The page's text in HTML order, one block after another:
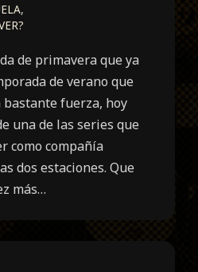
,
de primavera que ya
de verano que
bastante fuerza, hoy
una de las series que
como compañía
dos estaciones. Que
más…